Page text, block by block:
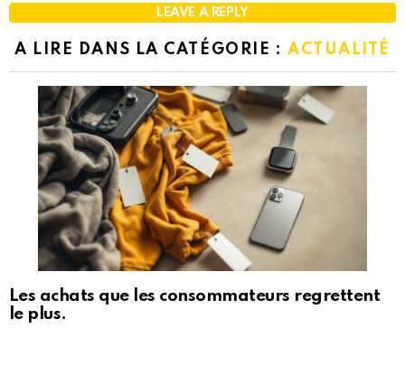
LEAVE A REPLY
A LIRE DANS LA CATÉGORIE : ACTUALITÉ
Les achats que les consommateurs regrettent
le plus.